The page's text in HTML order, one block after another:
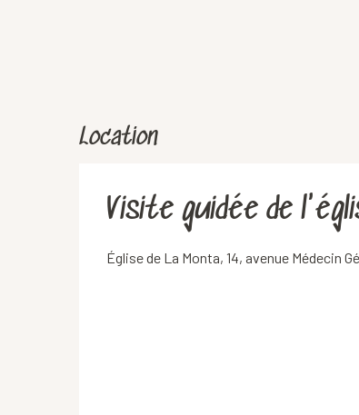
Location
Visite guidée de
Église de La Monta, 14, avenue Médecin